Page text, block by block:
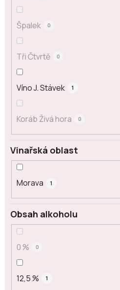
Špalek 0
Tři Čtvrtě 0
Víno J. Stávek 1
Koráb Živá hora 0
Vinařská oblast
Morava 1
Obsah alkoholu
0 % 0
12,5 % 1